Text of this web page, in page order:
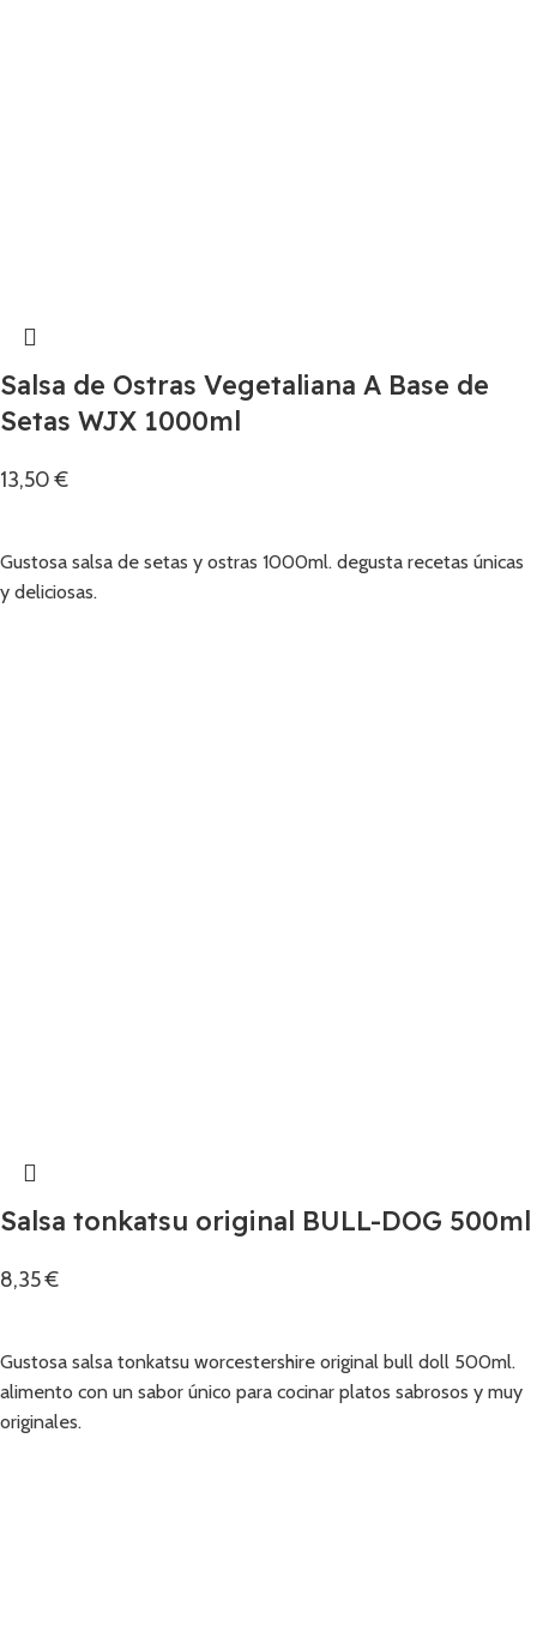
Salsa de Ostras Vegetaliana A Base de
Setas WJX 1000ml
13,50€
Gustosa salsa de setas y ostras 1000ml. degusta recetas únicas
y deliciosas.
Salsa tonkatsu original BULL-DOG 500ml
8,35€
Gustosa salsa tonkatsu worcestershire original bull doll 500ml.
alimento con un sabor único para cocinar platos sabrosos y muy
originales.